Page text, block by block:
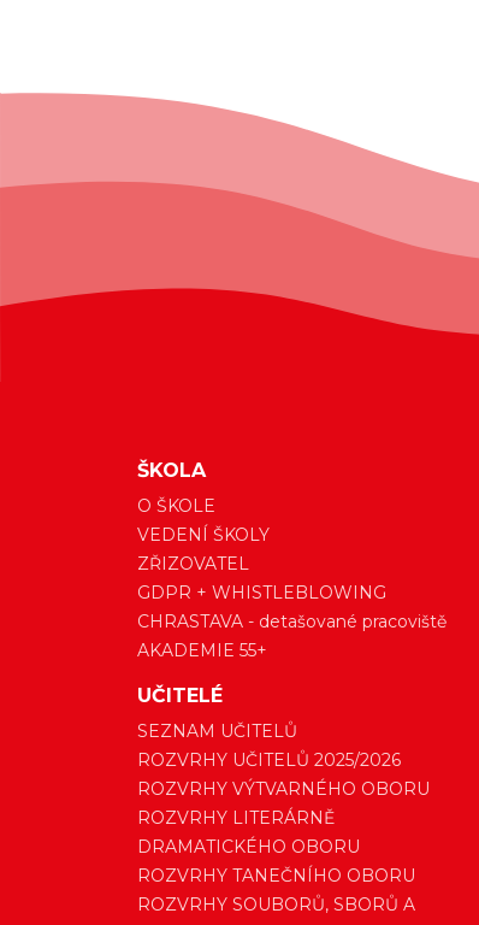
ŠKOLA
O ŠKOLE
VEDENÍ ŠKOLY
ZŘIZOVATEL
GDPR + WHISTLEBLOWING
CHRASTAVA - detašované pracoviště
AKADEMIE 55+
UČITELÉ
SEZNAM UČITELŮ
ROZVRHY UČITELŮ 2025/2026
ROZVRHY VÝTVARNÉHO OBORU
ROZVRHY LITERÁRNĚ
DRAMATICKÉHO OBORU
ROZVRHY TANEČNÍHO OBORU
ROZVRHY SOUBORŮ, SBORŮ A